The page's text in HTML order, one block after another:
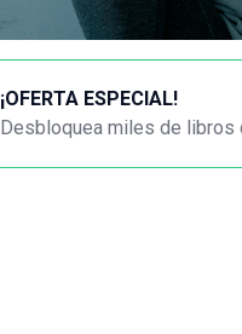
¡OFERTA ESPECIAL!
Desbloquea miles de libros